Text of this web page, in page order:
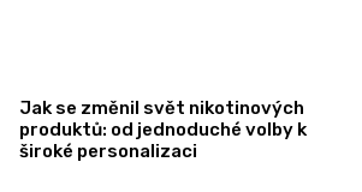
Jak se změnil svět nikotinových
produktů: od jednoduché volby k
široké personalizaci